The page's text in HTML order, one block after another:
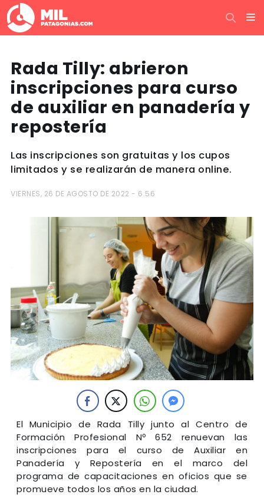
Rada Tilly: abrieron
inscripciones para curso
de auxiliar en panadería y
repostería
Las inscripciones son gratuitas y los cupos
limitados y se realizarán de manera online.
VIERNES, 26 DE AGOSTO DE 2022 - 6:56
El Municipio de Rada Tilly junto al Centro de
Formación Profesional Nº 652 renuevan las
inscripciones para el curso de Auxiliar en
Panadería y Repostería en el marco del
programa de capacitaciones en oficios que se
promueve todos los años en la ciudad.